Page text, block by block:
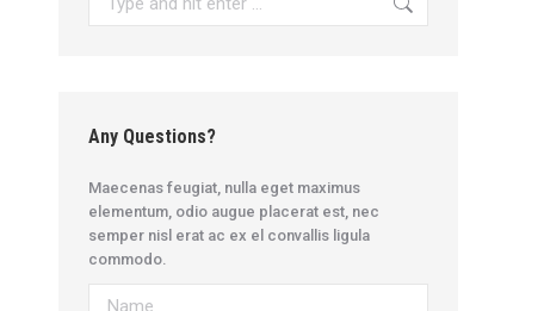
Any Questions?
Maecenas feugiat, nulla eget maximus
elementum, odio augue placerat est, nec
semper nisl erat ac ex el convallis ligula
commodo.
Name